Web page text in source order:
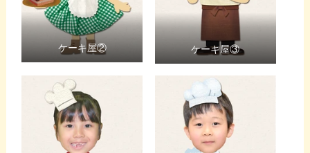
ケーキ屋② ケーキ屋③